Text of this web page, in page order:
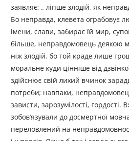
заявляє: „ ліпше злодій, як
Бо неправда, клевета ограбовує
імени, слави, забирає їй мир,
більше, неправдомовець деякою
ніж злодій, бо той краде лише
моральне куди цінніше від
здійснює свій лихий вчинок
потреби; навпаки,
зависти, зарозумілості, гордості.
зобов’язували до досмертної
переловлений на